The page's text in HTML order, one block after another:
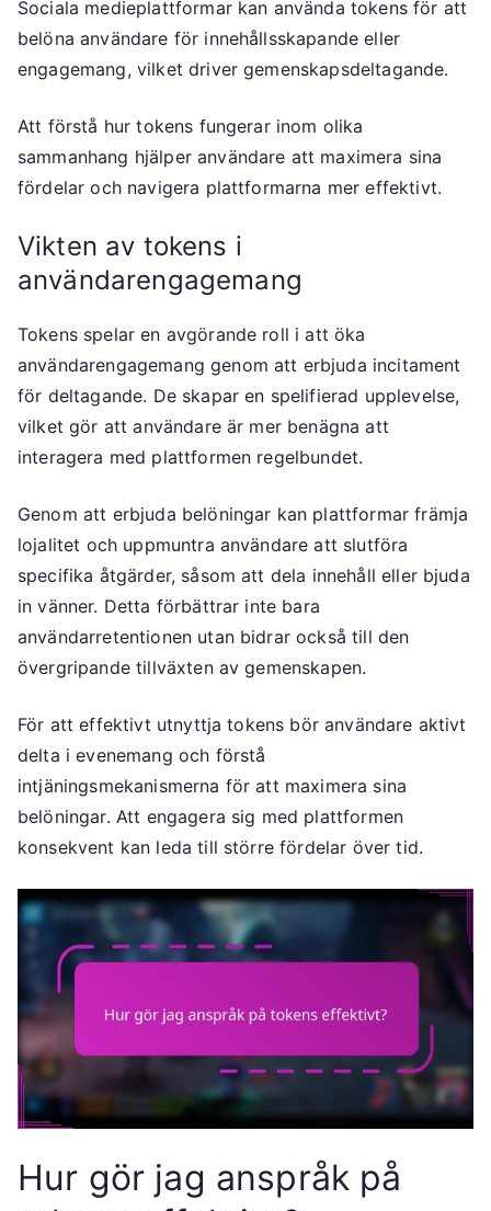
Sociala medieplattformar kan använda tokens för att
belöna användare för innehållsskapande eller
engagemang, vilket driver gemenskapsdeltagande.
Att förstå hur tokens fungerar inom olika
sammanhang hjälper användare att maximera sina
fördelar och navigera plattformarna mer effektivt.
Vikten av tokens i
användarengagemang
Tokens spelar en avgörande roll i att öka
användarengagemang genom att erbjuda incitament
för deltagande. De skapar en spelifierad upplevelse,
vilket gör att användare är mer benägna att
interagera med plattformen regelbundet.
Genom att erbjuda belöningar kan plattformar främja
lojalitet och uppmuntra användare att slutföra
specifika åtgärder, såsom att dela innehåll eller bjuda
in vänner. Detta förbättrar inte bara
användarretentionen utan bidrar också till den
övergripande tillväxten av gemenskapen.
För att effektivt utnyttja tokens bör användare aktivt
delta i evenemang och förstå
intjäningsmekanismerna för att maximera sina
belöningar. Att engagera sig med plattformen
konsekvent kan leda till större fördelar över tid.
Hur gör jag anspråk på